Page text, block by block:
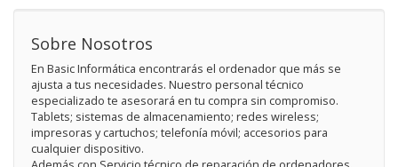
Sobre Nosotros
En Basic Informática encontrarás el ordenador que más se
ajusta a tus necesidades. Nuestro personal técnico
especializado te asesorará en tu compra sin compromiso.
Tablets; sistemas de almacenamiento; redes wireless;
impresoras y cartuchos; telefonía móvil; accesorios para
cualquier dispositivo.